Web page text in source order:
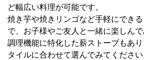
ど幅広い料理が可能です。
焼き芋や焼きリンゴなど手軽にでき
で、お子様やご友人と一緒に楽しんで
調理機能に特化した薪ストーブもあ
タイルに合わせて選んでみてください